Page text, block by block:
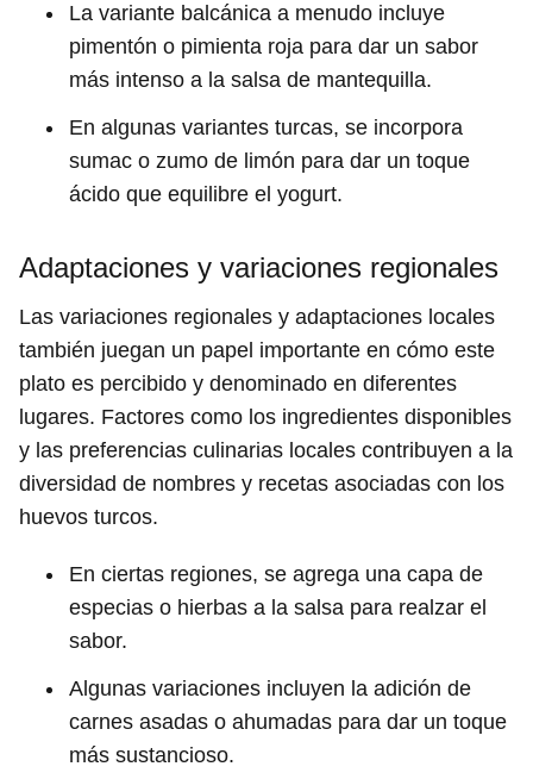
La variante balcánica a menudo incluye
pimentón o pimienta roja para dar un sabor
más intenso a la salsa de mantequilla.
En algunas variantes turcas, se incorpora
sumac o zumo de limón para dar un toque
ácido que equilibre el yogurt.
Adaptaciones y variaciones regionales
Las variaciones regionales y adaptaciones locales
también juegan un papel importante en cómo este
plato es percibido y denominado en diferentes
lugares. Factores como los ingredientes disponibles
y las preferencias culinarias locales contribuyen a la
diversidad de nombres y recetas asociadas con los
huevos turcos.
En ciertas regiones, se agrega una capa de
especias o hierbas a la salsa para realzar el
sabor.
Algunas variaciones incluyen la adición de
carnes asadas o ahumadas para dar un toque
más sustancioso.